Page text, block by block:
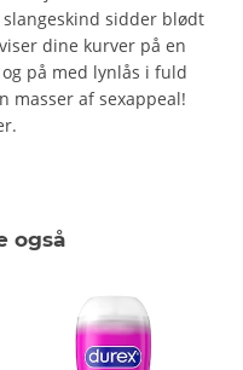
sidder blødt
dine kurver på en
på med lynlås i fuld
masser af sexappeal!
i hånden med et
også